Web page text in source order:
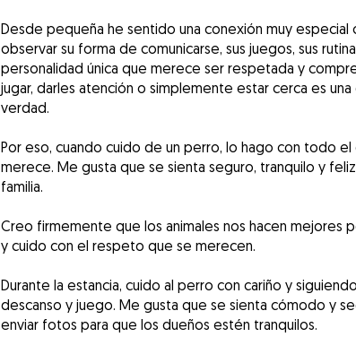
Desde pequeña he sentido una conexión muy especial
observar su forma de comunicarse, sus juegos, sus
personalidad única que merece ser respetada y
jugar, darles atención o simplemente estar cerca es
verdad.
Por eso, cuando cuido de un perro, lo hago con todo el
merece. Me gusta que se sienta seguro, tranquilo y
familia.
Creo firmemente que los animales nos hacen mejores
y cuido con el respeto que se merecen.
Durante la estancia, cuido al perro con cariño y
descanso y juego. Me gusta que se sienta cómodo y
enviar fotos para que los dueños estén tranquilos.